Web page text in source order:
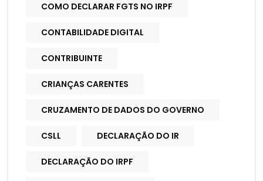
COMO DECLARAR FGTS NO IRPF
CONTABILIDADE DIGITAL
CONTRIBUINTE
CRIANÇAS CARENTES
CRUZAMENTO DE DADOS DO GOVERNO
CSLL DECLARAÇÃO DO IR
DECLARAÇÃO DO IRPF